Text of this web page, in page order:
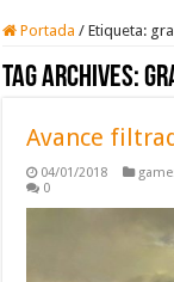
Portada / Etiqueta:
Tag Archives:
Avance
04/01/2018
0